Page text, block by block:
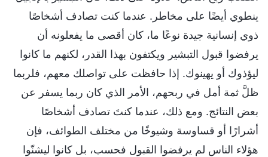
ينطوي أيضًا على مخاطر. عندما كنت تصادف أشخاصًا
ذوي إنسانية جيدة نوعًا ما، كان أقصى ما يفعلونه أن
يرفضوا قبول التبشير ويكتفون بهذا القدر، لكنهم ما كانوا
ليؤذوك أو يهينوك. إذا حافظت على تواصلك معهم، فلربما
ظلَّ ثمة أمل في ربحهم، الأمر الذي كان ربما يسفر عن
بعض النتائج. ومع ذلك، عندما كنتَ تصادف أشخاصًا
أشرارًا أو قساوسة وشيوخًا من مختلف الطوائف، فإن
هؤلاء الناس لم يرفضوا القبول فحسب، بل كانوا ليشنّوا